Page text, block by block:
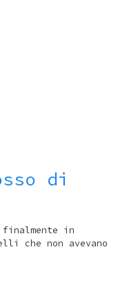
di
in
che non avevano